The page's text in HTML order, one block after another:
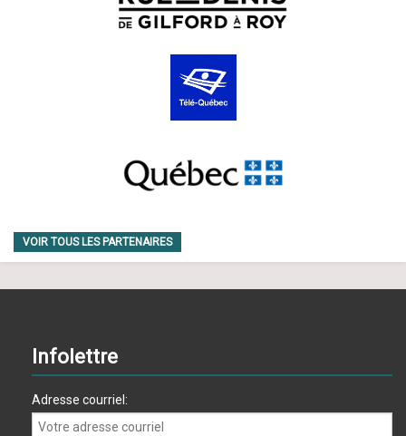
VOIR TOUS LES PARTENAIRES
Infolettre
Adresse courriel: